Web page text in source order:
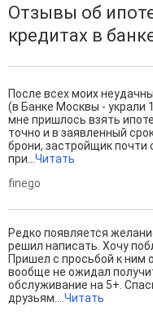
Отзывы об
кредитах в
После всех моих
(в Банке Москвы - украли
мне пришлось взять
точно и в заявленный
брони, застройщик почти
при...Читать
finego
Редко появляется
решил написать. Хочу
Пришел с просьбой к ним
вообще не ожидал
обслуживание на 5+.
друзьям....Читать